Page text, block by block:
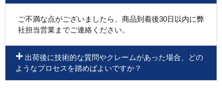
ご不満な点がございましたら、商品到着後30日以内に弊
社担当営業までご連絡ください。
出荷後に技術的な質問やクレームがあった場合、どの
ようなプロセスを踏めばよいですか？